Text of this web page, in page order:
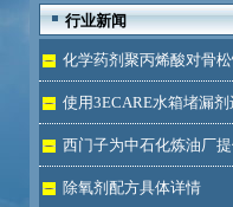
行业新闻
化学药剂聚丙烯酸对骨
术成功的用途
使用3ECARE水箱堵漏
免拆堵漏的维修保养技术
西门子为中石化炼油厂
理技术除氧剂配方具体详情